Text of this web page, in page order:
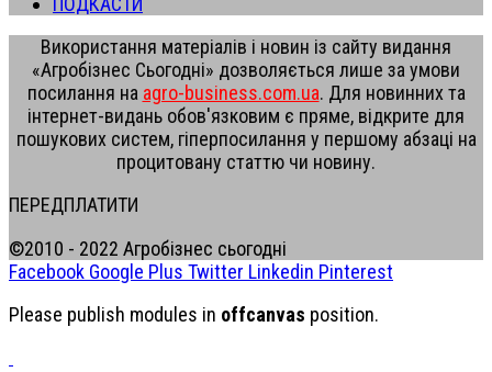
Використання матеріалів і новин із сайту видання
«Агробізнес Сьогодні» дозволяється лише за умови
посилання на agro-business.com.ua. Для новинних та
інтернет-видань обов'язковим є пряме, відкрите для
пошукових систем, гіперпосилання у першому абзаці на
процитовану статтю чи новину.
ПЕРЕДПЛАТИТИ
©2010 - 2022 Агробізнес сьогодні
Facebook Google Plus Twitter Linkedin Pinterest
Please publish modules in offcanvas position.